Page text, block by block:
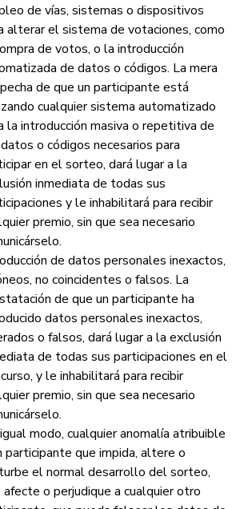
de vías, sistemas o dispositivos
alterar el sistema de votaciones, como
de votos, o la introducción
de datos o códigos. La mera
de que un participante está
cualquier sistema automatizado
la introducción masiva o repetitiva de
o códigos necesarios para
en el sorteo, dará lugar a la
inmediata de todas sus
y le inhabilitará para recibir
premio, sin que sea necesario
de datos personales inexactos,
no coincidentes o falsos. La
de que un participante ha
datos personales inexactos,
o falsos, dará lugar a la exclusión
de todas sus participaciones en el
y le inhabilitará para recibir
premio, sin que sea necesario
modo, cualquier anomalía atribuible
participante que impida, altere o
el normal desarrollo del sorteo,
afecte o perjudique a cualquier otro